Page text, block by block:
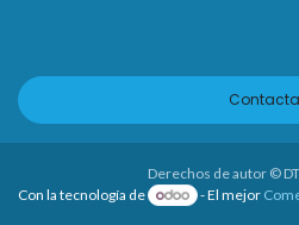
Derechos de autor ©
Con la tecnología de
- El mejor